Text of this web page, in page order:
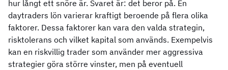
hur långt ett snöre är. Svaret är: det beror på. En
daytraders lön varierar kraftigt beroende på flera olika
faktorer. Dessa faktorer kan vara den valda strategin,
risktolerans och vilket kapital som används. Exempelvis
kan en riskvillig trader som använder mer aggressiva
strategier göra större vinster, men på eventuell